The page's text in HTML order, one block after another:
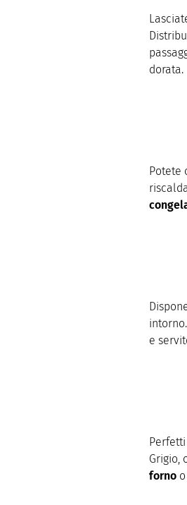
dorata.
Potete
e
Grigio,
forno o